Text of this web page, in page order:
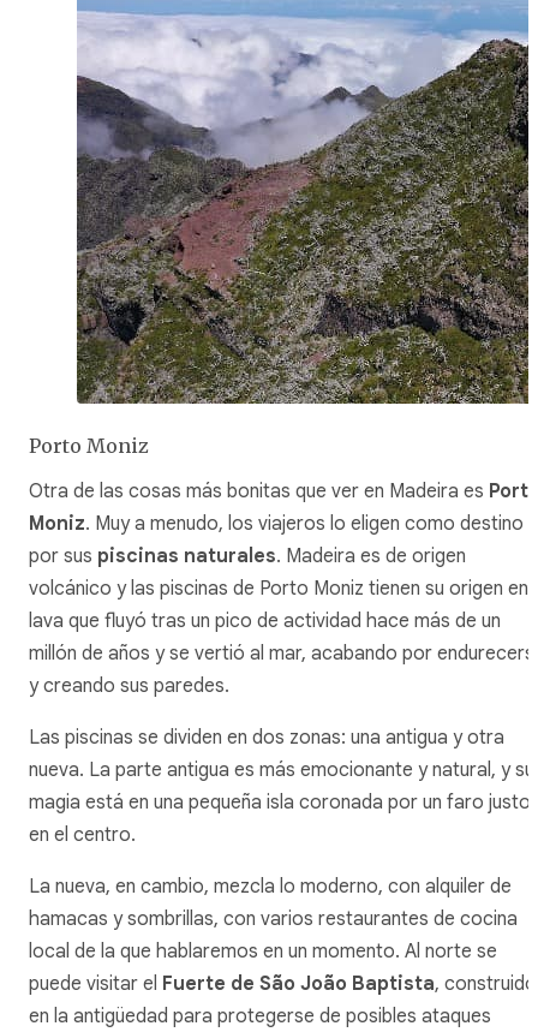
Porto Moniz
Otra de las cosas más bonitas que ver en Madeira es
Moniz. Muy a menudo, los viajeros lo eligen como destino
por sus piscinas naturales. Madeira es de origen
volcánico y las piscinas de Porto Moniz tienen su origen en
lava que fluyó tras un pico de actividad hace más de un
millón de años y se vertió al mar, acabando por
y creando sus paredes.
Las piscinas se dividen en dos zonas: una antigua y otra
nueva. La parte antigua es más emocionante y natural, y su
magia está en una pequeña isla coronada por un faro justo
en el centro.
La nueva, en cambio, mezcla lo moderno, con alquiler de
hamacas y sombrillas, con varios restaurantes de cocina
local de la que hablaremos en un momento. Al norte se
puede visitar el Fuerte de São João Baptista, construido
en la antigüedad para protegerse de posibles ataques